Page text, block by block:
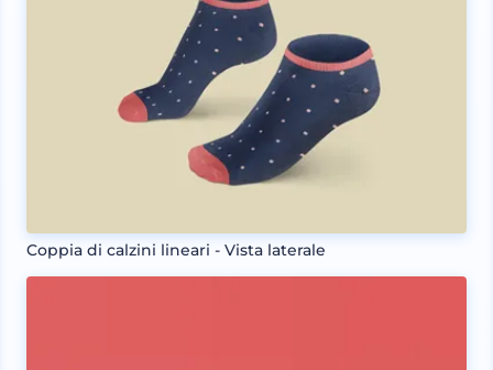
Coppia di calzini lineari - Vista laterale